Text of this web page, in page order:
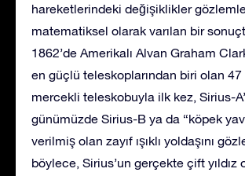
hareketlerindeki değişiklikler
matematiksel olarak varılan bir
1862’de Amerikalı Alvan Graham
en güçlü teleskoplarından biri olan 47
mercekli teleskobuyla ilk kez, Sirius-
günümüzde Sirius-B ya da “köpek
verilmiş olan zayıf ışıklı yoldaşını
böylece, Sirius’un gerçekte çift yıldız